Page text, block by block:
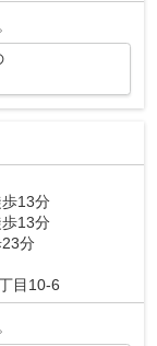
歩13分
歩13分
23分
目10-6